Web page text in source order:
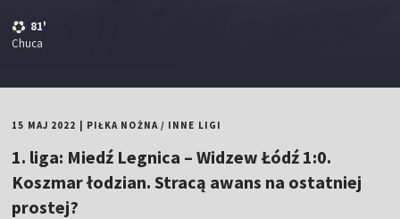
81'
Chuca
15 MAJ 2022 PIŁKA NOŻNA/ INNE LIGI
1. liga: Miedź Legnica – Widzew Łódź 1:0.
Koszmar łodzian. Stracą awans na ostatniej
prostej?